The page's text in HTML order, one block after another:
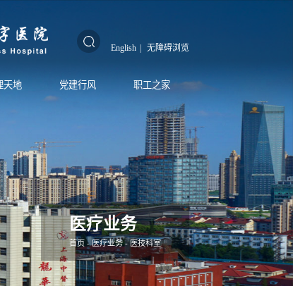
English | 无障碍浏览
天地 党建行风 职工之家
医疗业务
首页- 医疗业务-医技科室